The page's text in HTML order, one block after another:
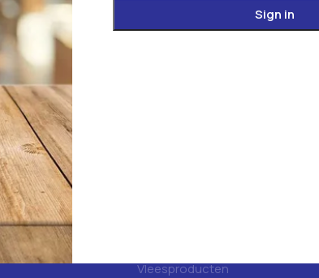
Vleesproducten
Sign in